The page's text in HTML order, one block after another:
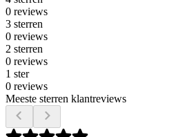
0 reviews
3 sterren
0 reviews
2 sterren
0 reviews
1 ster
0 reviews
Meeste sterren klantreviews